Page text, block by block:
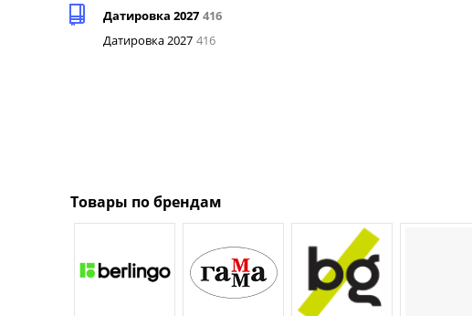
Датировка 2027 416
Датировка 2027 416
Товары по брендам